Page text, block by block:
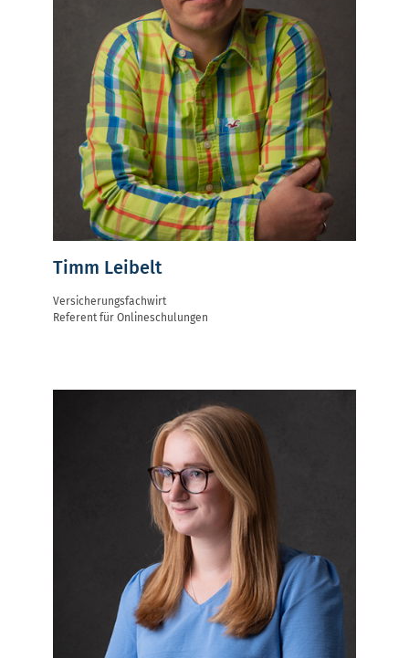
Timm Leibelt
Versicherungsfachwirt
Referent für Onlineschulungen